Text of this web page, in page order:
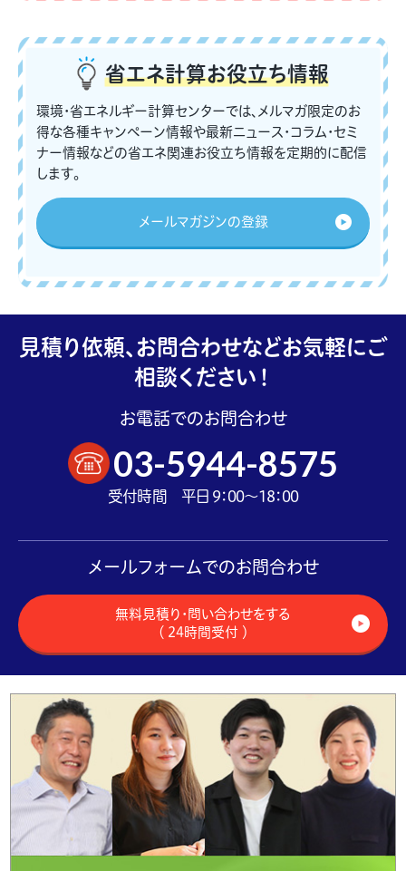
省エネ計算お役立ち情報
環境・省エネルギー計算センターでは、メルマガ限定のお
得な各種キャンペーン情報や最新ニュース・コラム・セミ
ナー情報などの省エネ関連お役立ち情報を定期的に配信
します。
メールマガジンの登録
見積り依頼、お問合わせなどお気軽にご
相談ください！
お電話でのお問合わせ
03-5944-8575
受付時間 平日 9：00～18：00
メールフォームでのお問合わせ
無料見積り・問い合わせをする
（ 24時間受付 ）